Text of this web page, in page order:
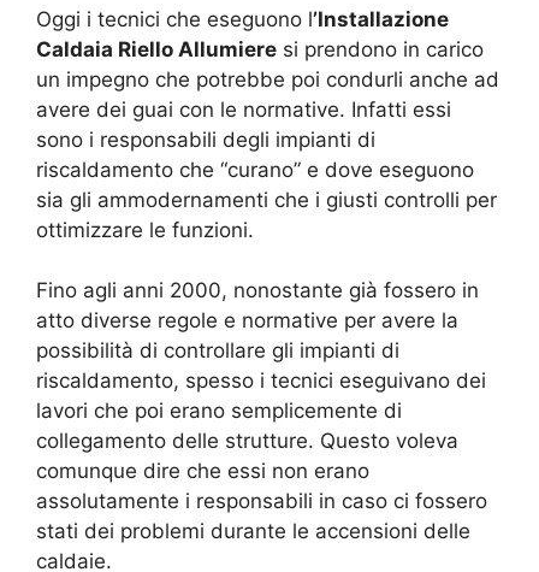
Oggi i tecnici che eseguono l’Installazione
Caldaia Riello Allumiere si prendono in carico
un impegno che potrebbe poi condurli anche ad
avere dei guai con le normative. Infatti essi
sono i responsabili degli impianti di
riscaldamento che “curano” e dove eseguono
sia gli ammodernamenti che i giusti controlli per
ottimizzare le funzioni.
Fino agli anni 2000, nonostante già fossero in
atto diverse regole e normative per avere la
possibilità di controllare gli impianti di
riscaldamento, spesso i tecnici eseguivano dei
lavori che poi erano semplicemente di
collegamento delle strutture. Questo voleva
comunque dire che essi non erano
assolutamente i responsabili in caso ci fossero
stati dei problemi durante le accensioni delle
caldaie.